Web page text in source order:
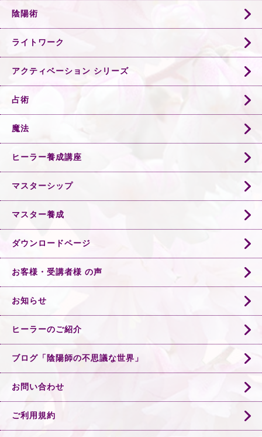
陰陽術
ライトワーク
アクティベーション シリーズ
占術
魔法
ヒーラー養成講座
マスターシップ
マスター養成
ダウンロードページ
お客様・受講者様 の声
お知らせ
ヒーラーのご紹介
ブログ「陰陽師の不思議な世界」
お問い合わせ
ご利用規約